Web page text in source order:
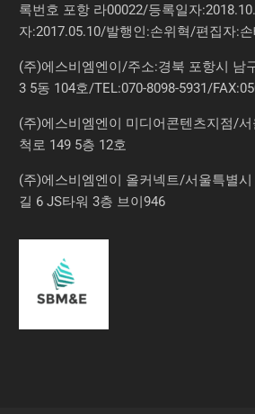
록번호 포항 라00022/등록일자
자:2017.05.10/발행인:손위혁/편집자:손
(주)에스비엠엔이/주소:경북 포항시 남
3 5동 104호/TEL:070-8098-5931/
(주)에스비엠엔이 미디어콘텐츠지점/
척로 149 5층 12호
(주)에스비엠엔이 올커넥트/서울특별
길 6 JS타워 3층 브이946